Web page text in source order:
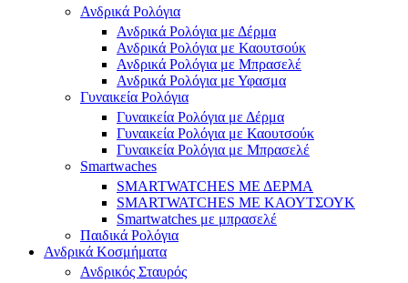
Ανδρικά Ρολόγια
Ανδρικά Ρολόγια με Δέρμα
Ανδρικά Ρολόγια με Καουτσούκ
Ανδρικά Ρολόγια με Μπρασελέ
Ανδρικά Ρολόγια με Υφασμα
Γυναικεία Ρολόγια
Γυναικεία Ρολόγια με Δέρμα
Γυναικεία Ρολόγια με Καουτσούκ
Γυναικεία Ρολόγια με Μπρασελέ
Smartwaches
SMARTWATCHES ΜΕ ΔΕΡΜΑ
SMARTWATCHES ΜΕ ΚΑΟΥΤΣΟΥΚ
Smartwatches με μπρασελέ
Παιδικά Ρολόγια
Ανδρικά Κοσμήματα
Ανδρικός Σταυρός